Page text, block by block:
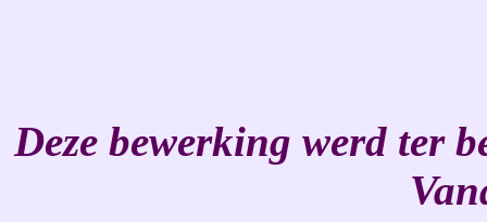
Deze bewerking werd ter